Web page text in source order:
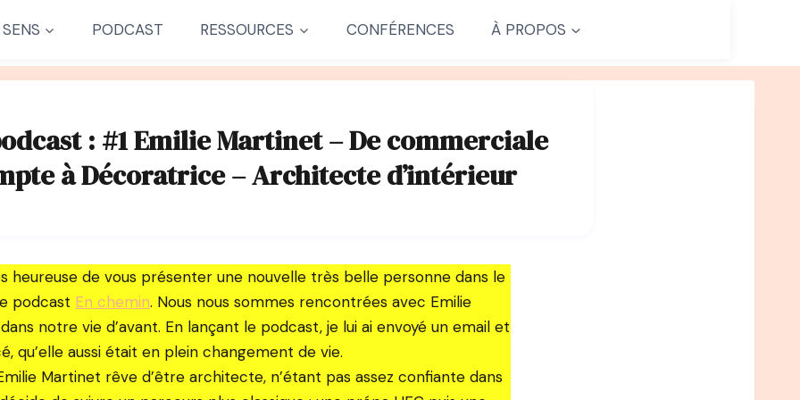
PODCAST RESSOURCES CONFÉRENCES À PROPOS
: #1 Emilie Martinet – De commerciale
à Décoratrice – Architecte d’intérieur
heureuse de vous présenter une nouvelle très belle personne dans le
podcast En chemin. Nous nous sommes rencontrées avec Emilie
notre vie d’avant. En lançant le podcast, je lui ai envoyé un email et
qu’elle aussi était en plein changement de vie.
Martinet rêve d’être architecte, n’étant pas assez confiante dans